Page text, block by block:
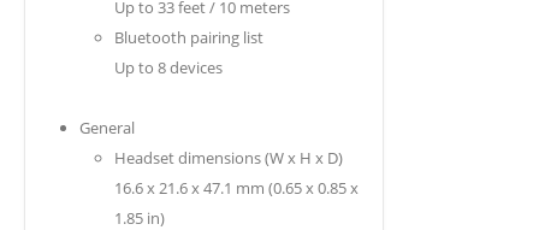
Up to 33 feet / 10 meters
Bluetooth pairing list
Up to 8 devices
General
Headset dimensions (W x H x D)
16.6 x 21.6 x 47.1 mm (0.65 x 0.85 x
1.85 in)